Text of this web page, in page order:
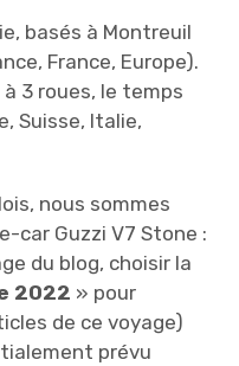
basés à Montreuil
France, Europe).
3 roues, le temps
Suisse, Italie,
nous sommes
car Guzzi V7 Stone :
du blog, choisir la
2022 » pour
de ce voyage)
prévu